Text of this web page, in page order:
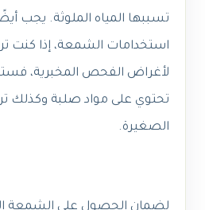
تسببها المياه الملوثة. يجب
استخدامات الشمعة، إذا كنت
لأغراض الفحص المخبرية،
تحتوي على مواد صلبة وكذلك
الصغيرة.
لضمان الحصول على الشمعة